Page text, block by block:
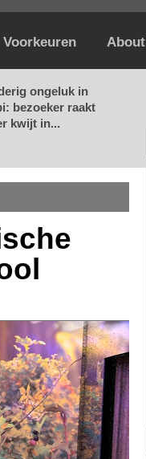
Voorkeuren About
ongeluk in
bezoeker raakt
kwijt in...